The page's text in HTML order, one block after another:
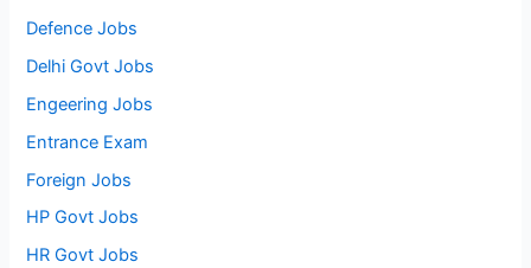
Defence Jobs
Delhi Govt Jobs
Engeering Jobs
Entrance Exam
Foreign Jobs
HP Govt Jobs
HR Govt Jobs